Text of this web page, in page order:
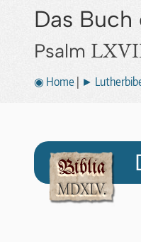
Das Buch
Psalm
◉ Home ►